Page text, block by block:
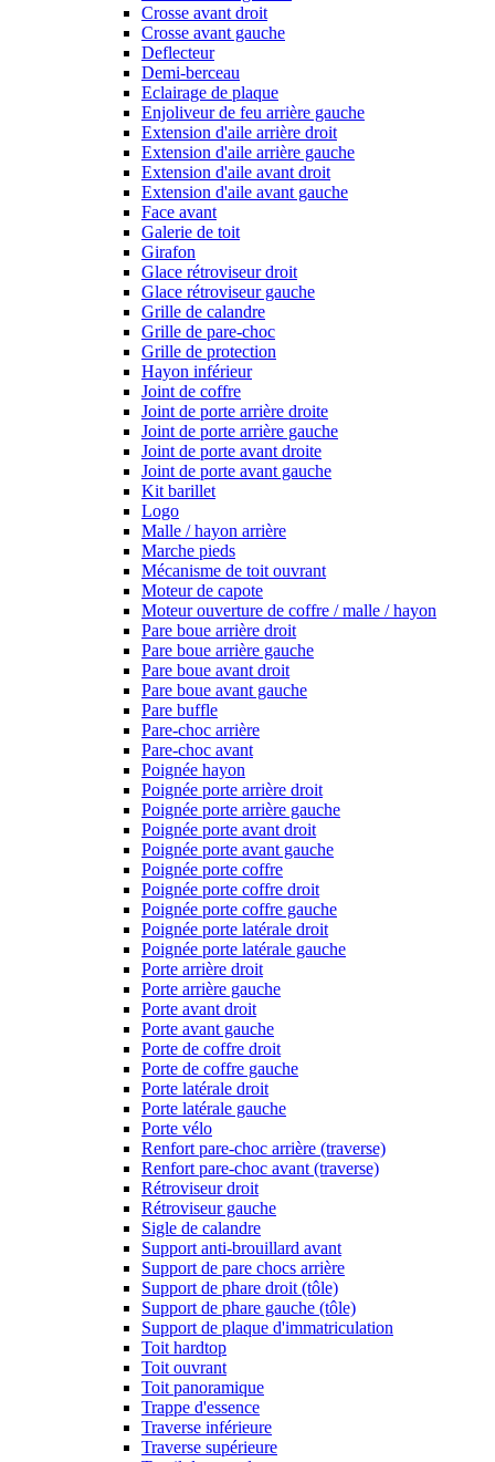
Crosse avant droit
Crosse avant gauche
Deflecteur
Demi-berceau
Eclairage de plaque
Enjoliveur de feu arrière gauche
Extension d'aile arrière droit
Extension d'aile arrière gauche
Extension d'aile avant droit
Extension d'aile avant gauche
Face avant
Galerie de toit
Girafon
Glace rétroviseur droit
Glace rétroviseur gauche
Grille de calandre
Grille de pare-choc
Grille de protection
Hayon inférieur
Joint de coffre
Joint de porte arrière droite
Joint de porte arrière gauche
Joint de porte avant droite
Joint de porte avant gauche
Kit barillet
Logo
Malle / hayon arrière
Marche pieds
Mécanisme de toit ouvrant
Moteur de capote
Moteur ouverture de coffre / malle / hayon
Pare boue arrière droit
Pare boue arrière gauche
Pare boue avant droit
Pare boue avant gauche
Pare buffle
Pare-choc arrière
Pare-choc avant
Poignée hayon
Poignée porte arrière droit
Poignée porte arrière gauche
Poignée porte avant droit
Poignée porte avant gauche
Poignée porte coffre
Poignée porte coffre droit
Poignée porte coffre gauche
Poignée porte latérale droit
Poignée porte latérale gauche
Porte arrière droit
Porte arrière gauche
Porte avant droit
Porte avant gauche
Porte de coffre droit
Porte de coffre gauche
Porte latérale droit
Porte latérale gauche
Porte vélo
Renfort pare-choc arrière (traverse)
Renfort pare-choc avant (traverse)
Rétroviseur droit
Rétroviseur gauche
Sigle de calandre
Support anti-brouillard avant
Support de pare chocs arrière
Support de phare droit (tôle)
Support de phare gauche (tôle)
Support de plaque d'immatriculation
Toit hardtop
Toit ouvrant
Toit panoramique
Trappe d'essence
Traverse inférieure
Traverse supérieure